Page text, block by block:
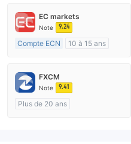
EC markets
Note 9.24
Compte ECN
10 à 15 ans
Market Making (MM)
Etiquette principale MT4
FXCM
Note 9.41
Plus de 20 ans